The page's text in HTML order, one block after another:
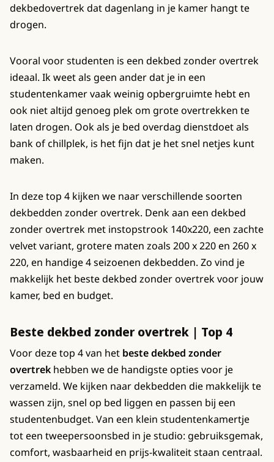
dekbedovertrek dat dagenlang in je kamer hangt te
drogen.
Vooral voor studenten is een dekbed zonder overtrek
ideaal. Ik weet als geen ander dat je in een
studentenkamer vaak weinig opbergruimte hebt en
ook niet altijd genoeg plek om grote overtrekken te
laten drogen. Ook als je bed overdag dienstdoet als
bank of chillplek, is het fijn dat je het snel netjes kunt
maken.
In deze top 4 kijken we naar verschillende soorten
dekbedden zonder overtrek. Denk aan een dekbed
zonder overtrek met instopstrook 140x220, een zachte
velvet variant, grotere maten zoals 200 x 220 en 260 x
220, en handige 4 seizoenen dekbedden. Zo vind je
makkelijk het beste dekbed zonder overtrek voor jouw
kamer, bed en budget.
Beste dekbed zonder overtrek | Top 4
Voor deze top 4 van het beste dekbed zonder
overtrek hebben we de handigste opties voor je
verzameld. We kijken naar dekbedden die makkelijk te
wassen zijn, snel op bed liggen en passen bij een
studentenbudget. Van een klein studentenkamertje
tot een tweepersoonsbed in je studio: gebruiksgemak,
comfort, wasbaarheid en prijs-kwaliteit staan centraal.